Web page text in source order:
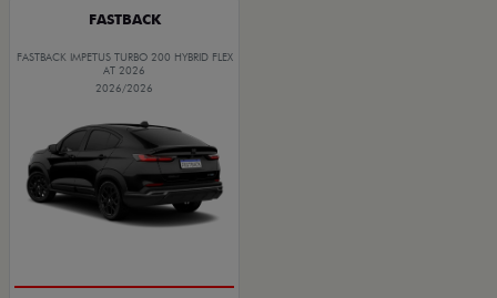
FASTBACK
FASTBACK IMPETUS TURBO 200 HYBRID FLEX
AT 2026
2026/2026